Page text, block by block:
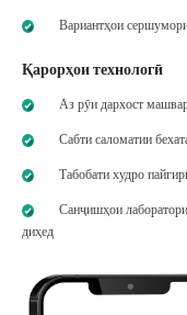
Вариантҳои
Қарорҳои технологӣ
Аз рӯи дархост
Сабти саломатии
Табобати худро
Санҷишҳои
диҳед